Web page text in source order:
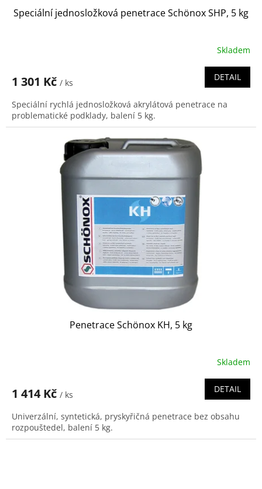
Speciální jednosložková penetrace Schönox SHP, 5 kg
Skladem
1 301 Kč / ks
DETAIL
Speciální rychlá jednosložková akrylátová penetrace na
problematické podklady, balení 5 kg.
Penetrace Schönox KH, 5 kg
Skladem
1 414 Kč / ks
DETAIL
Univerzální, syntetická, pryskyřičná penetrace bez obsahu
rozpouštedel, balení 5 kg.